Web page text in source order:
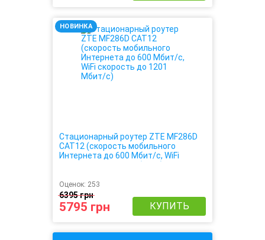
НОВИНКА
Стационарный роутер ZTE MF286D
CAT12 (cкорость мобильного
Интернета до 600 Мбит/с, WiFi
скорость до 1201 Мбит/с)
Оценок: 253
6395 грн
5795 грн КУПИТЬ